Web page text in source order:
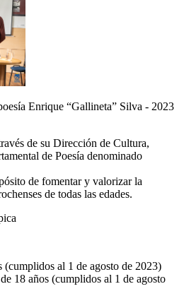
Enrique “Gallineta” Silva - 2023
de su Dirección de Cultura,
de Poesía denominado
de fomentar y valorizar la
de todas las edades.
(cumplidos al 1 de agosto de 2023)
18 años (cumplidos al 1 de agosto